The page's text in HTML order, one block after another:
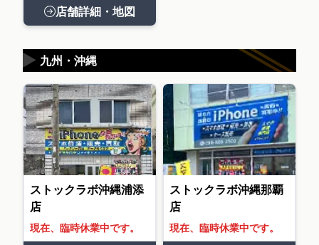
店舗詳細・地図
九州・沖縄
▶
ストックラボ沖縄浦添
店
現在、臨時休業中です。
ストックラボ沖縄那覇
店
現在、臨時休業中です。